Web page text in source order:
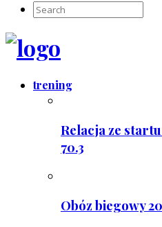
trening
Relacja ze
70.3
Obóz biegowy